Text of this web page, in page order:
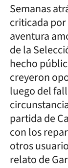
Semanas
criticada por
aventura
de la
hecho
creyeron
luego del
partida de
con los
otros
relato de